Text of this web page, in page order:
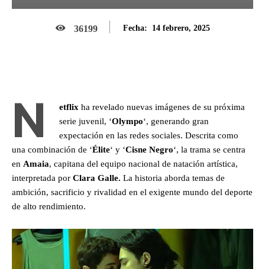
36199 Fecha: 14 febrero, 2025
N etflix ha revelado nuevas imágenes de su próxima
serie juvenil, ‘Olympo‘, generando gran
expectación en las redes sociales. Descrita como
una combinación de ‘Élite‘ y ‘Cisne Negro‘, la trama se centra
en Amaia, capitana del equipo nacional de natación artística,
interpretada por Clara Galle. La historia aborda temas de
ambición, sacrificio y rivalidad en el exigente mundo del deporte
de alto rendimiento.